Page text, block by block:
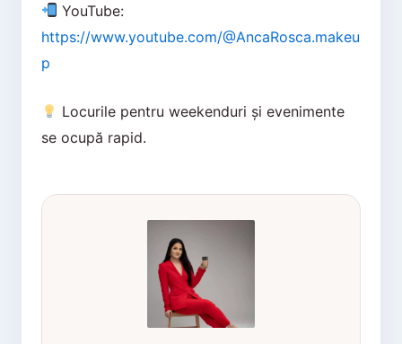
YouTube:
https://www.youtube.com/@AncaRosca.makeu
p
Locurile pentru weekenduri și evenimente
se ocupă rapid.